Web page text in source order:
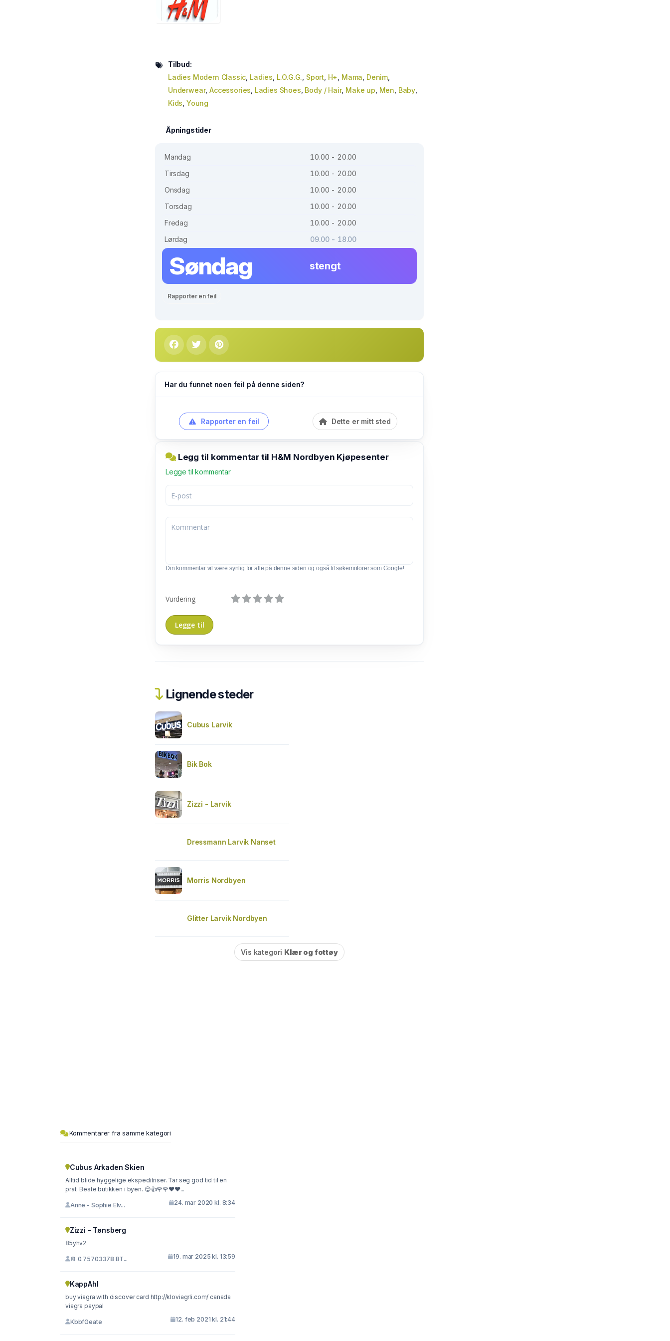
Tilbud:
Ladies Modern Classic Ladies L.O.G.G. Sport H+ Mama Denim
Underwear,Accessories Ladies Shoes Body / Hair, Make up Men Baby
Kids Young
Åpningstider
Mandag
10.00 - 20.00
Tirsdag
10.00 - 20.00
Onsdag
10.00 - 20.00
Torsdag
10.00 - 20.00
Fredag
10.00 - 20.00
Lørdag
09.00 - 18.00
Søndag stengt
Rapporter en feil
Har du funnet noen feil på denne siden?
Rapporter en feil Dette er mitt sted
Legg til kommentar til H&M Nordbyen Kjøpesenter
Legge til kommentar
Din kommentar vil være synlig for alle på denne siden og også til søkemotorer som Google!
Vurdering
Lignende steder
Cubus Larvik
Bik Bok
Zizzi - Larvik
Dressmann Larvik Nanset
Morris Nordbyen
Glitter Larvik Nordbyen
Vis kategori Klær og fottøy
Kommentarer fra samme kategori
Cubus Arkaden Skien
Alltid blide hyggelige ekspeditriser. Tar seg god tid til en
prat. Beste butikken i byen. 😊👍🌹🌹❤️❤...
Anne - Sophie Elv... 24. mar 2020 kl. 8:34
Zizzi - Tønsberg
85yhv2
📔 0.75703378 BT... 19. mar 2025 kl. 13:59
KappAhl
buy viagra with discover card http://kloviagrli.com/ canada
viagra paypal
KbbfGeate 12. feb 2021 kl. 21:44